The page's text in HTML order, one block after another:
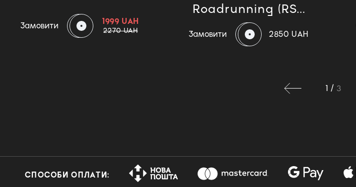
Замовити 1999 UAH
2270 UAH
Roadrunning (RSD
2...
Замовити 2850 UAH
1 / 3
СПОСОБИ ОПЛАТИ: